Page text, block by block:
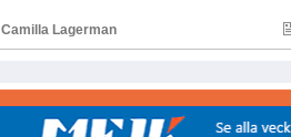
Camilla Lagerman